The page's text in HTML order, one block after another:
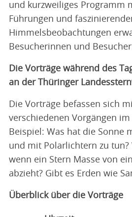
und kurzweiliges Programm
Führungen und
Himmelsbeobachtungen
Besucherinnen und
Die Vorträge während des
an der Thüringer
Die Vorträge befassen sich
verschiedenen Vorgängen
Beispiel: Was hat die Sonne
und mit Polarlichtern zu tun?
wenn ein Stern Masse von
abzieht? Gibt es Erden wie
Überblick über die Vorträge